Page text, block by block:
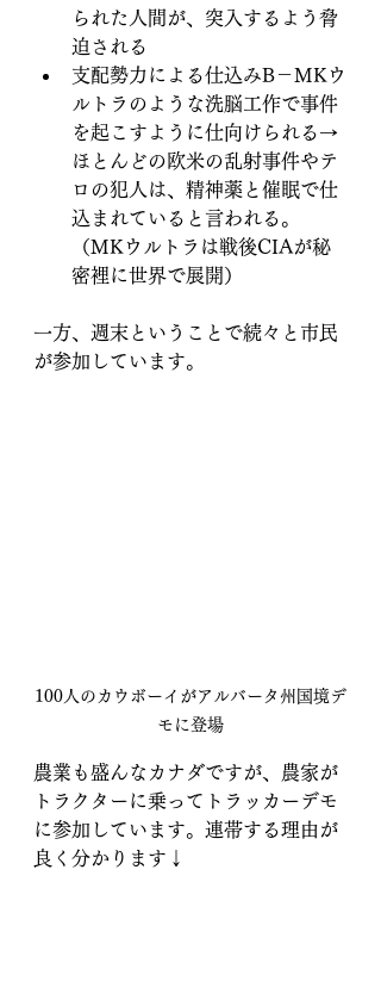
られた人間が、突入するよう脅
迫される
支配勢力による仕込みB－MKウ
ルトラのような洗脳工作で事件
を起こすように仕向けられる→
ほとんどの欧米の乱射事件やテ
ロの犯人は、精神薬と催眠で仕
込まれていると言われる。
（MKウルトラは戦後CIAが秘
密裡に世界で展開）
一方、週末ということで続々と市民
が参加しています。
100人のカウボーイがアルバータ州国境デ
モに登場
農業も盛んなカナダですが、農家が
トラクターに乗ってトラッカーデモ
に参加しています。連帯する理由が
良く分かります↓